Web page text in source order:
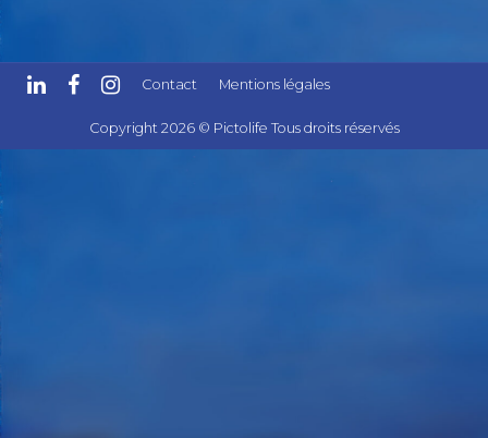
Contact Mentions légales
Copyright 2026 © Pictolife Tous droits réservés